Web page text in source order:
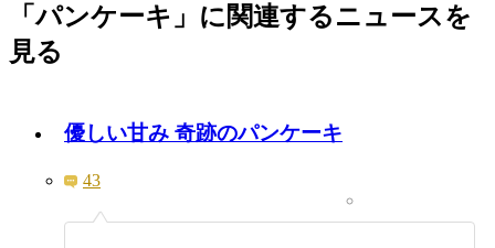
「パンケーキ」に関連するニュースを
見る
優しい甘み 奇跡のパンケーキ
43